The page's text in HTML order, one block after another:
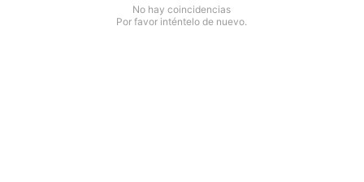
No hay coincidencias
Por favor inténtelo de nuevo.